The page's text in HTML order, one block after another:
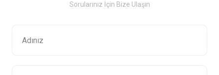
Sorularınız İçin Bize Ulaşın